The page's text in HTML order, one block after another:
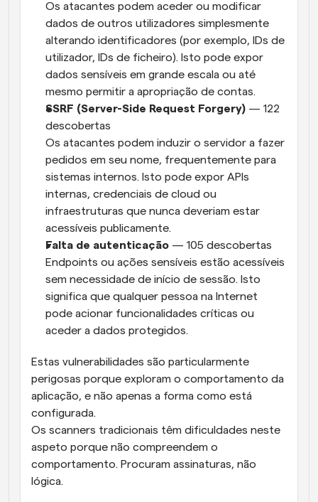
Os atacantes podem aceder ou modificar
dados de outros utilizadores simplesmente
alterando identificadores (por exemplo, IDs de
utilizador, IDs de ficheiro). Isto pode expor
dados sensíveis em grande escala ou até
mesmo permitir a apropriação de contas.
SSRF (Server-Side Request Forgery) — 122
descobertas
Os atacantes podem induzir o servidor a fazer
pedidos em seu nome, frequentemente para
sistemas internos. Isto pode expor APIs
internas, credenciais de cloud ou
infraestruturas que nunca deveriam estar
acessíveis publicamente.
Falta de autenticação — 105 descobertas
Endpoints ou ações sensíveis estão acessíveis
sem necessidade de início de sessão. Isto
significa que qualquer pessoa na Internet
pode acionar funcionalidades críticas ou
aceder a dados protegidos.
Estas vulnerabilidades são particularmente
perigosas porque exploram o comportamento da
aplicação, e não apenas a forma como está
configurada.
Os scanners tradicionais têm dificuldades neste
aspeto porque não compreendem o
comportamento. Procuram assinaturas, não
lógica.